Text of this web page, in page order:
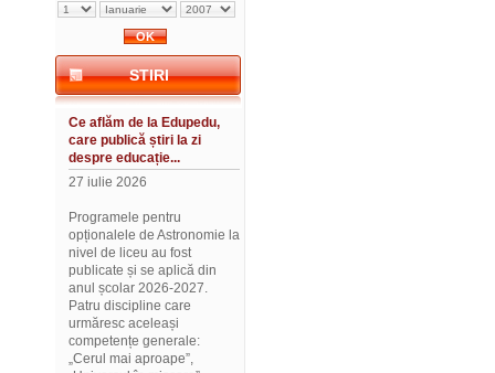
STIRI
Ce aflăm de la Edupedu,
care publică știri la zi
despre educație...
27 iulie 2026
Programele pentru
opționalele de Astronomie la
nivel de liceu au fost
publicate și se aplică din
anul școlar 2026-2027.
Patru discipline care
urmăresc aceleași
competențe generale:
„Cerul mai aproape”,